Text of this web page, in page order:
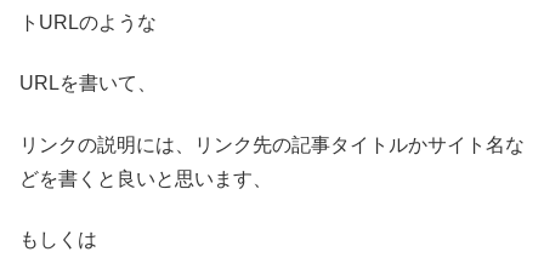
トURLのような
URLを書いて、
リンクの説明には、リンク先の記事タイトルかサイト名な
どを書くと良いと思います、
もしくは